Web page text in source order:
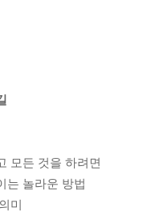
모든 것을 하려면
는 놀라운 방법
미